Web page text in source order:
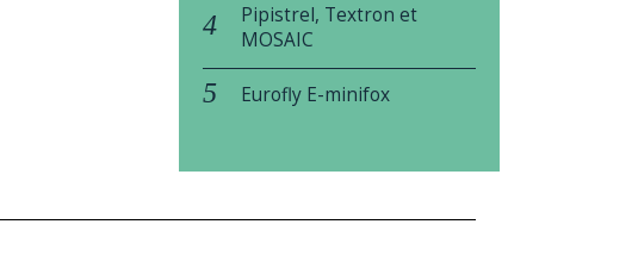
Pipistrel, Textron et
MOSAIC
Eurofly E-minifox